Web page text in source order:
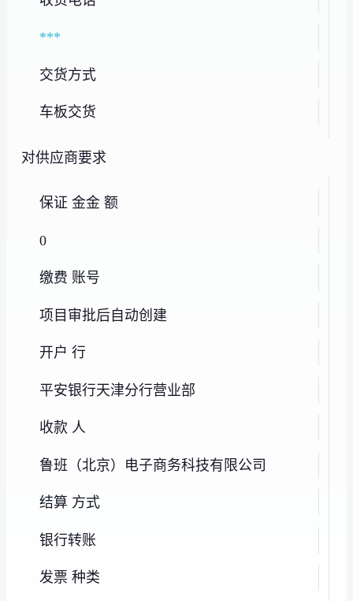
***
交货方式
车板交货
对供应商要求
保证 金金 额
0
缴费 账号
项目审批后自动创建
开户 行
平安银行天津分行营业部
收款 人
鲁班（北京）电子商务科技有限公司
结算 方式
银行转账
发票 种类